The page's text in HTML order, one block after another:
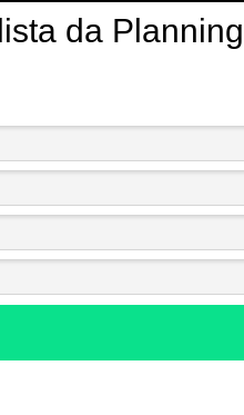
da Planning